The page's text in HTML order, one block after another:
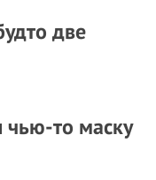
две
чью-то маску